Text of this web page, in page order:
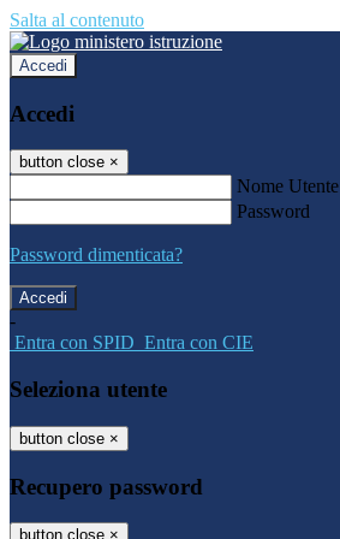
Salta al contenuto
Accedi
Accedi
button close ×
Nome Utente
Password
Password dimenticata?
-
Entra con SPID Entra con CIE
Seleziona utente
button close ×
Recupero password
button close ×